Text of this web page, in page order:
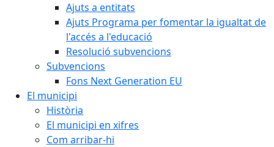
Ajuts a entitats
Ajuts Programa per fomentar la igualtat de
l'accés a l'educació
Resolució subvencions
Subvencions
Fons Next Generation EU
El municipi
Història
El municipi en xifres
Com arribar-hi